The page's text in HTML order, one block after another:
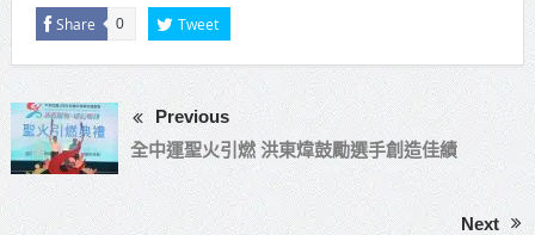
Share 0 Tweet
Previous
全中運聖火引燃 洪東煒鼓勵選手創造佳績
Next